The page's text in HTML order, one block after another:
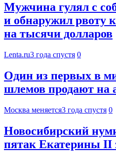
Мужчина гулял с
и обнаружил рвоту
на тысячи долларов
Lenta.ru3 года спустя 0
Один из первых в
шлемов продают на
Москва меняется3 года спустя 0
Новосибирский
пятак Екатерины II